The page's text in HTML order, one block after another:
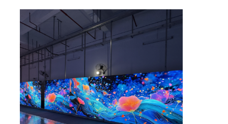
Trang chủ
Các sản phẩm
Video